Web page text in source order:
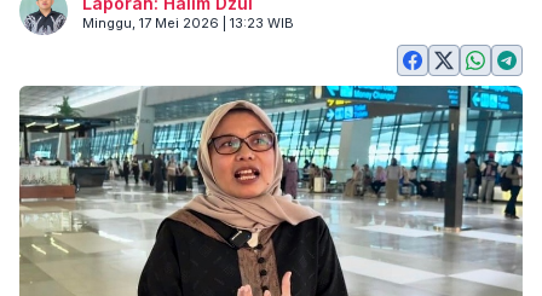
Minggu, 17 Mei 2026 | 13:23 WIB